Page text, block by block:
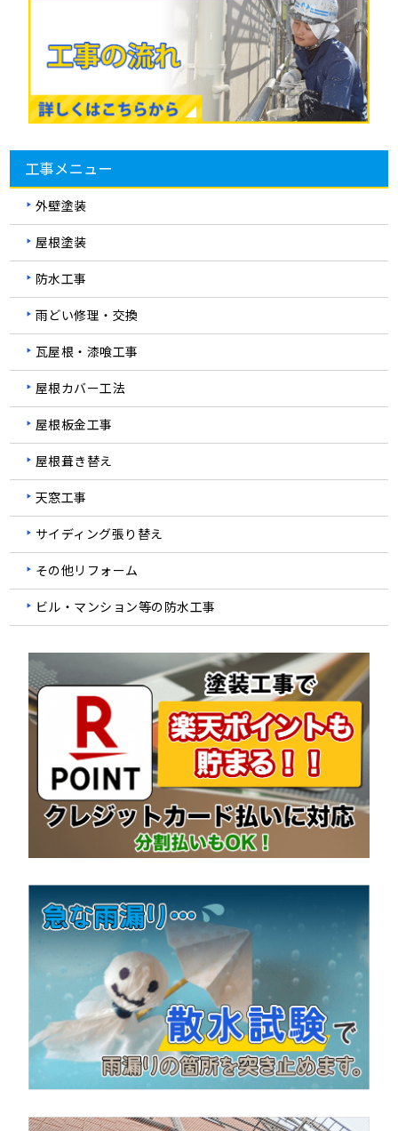
工事メニュー
外壁塗装
屋根塗装
防水工事
雨どい修理・交換
瓦屋根・漆喰工事
屋根カバー工法
屋根板金工事
屋根葺き替え
天窓工事
サイディング張り替え
その他リフォーム
ビル・マンション等の防水工事